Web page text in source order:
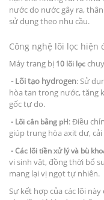
nước do nước gây ra,
sử dụng theo nhu cầu.
Công nghệ lõi lọc hiện
Máy trang bị 10 lõi lọc
- Lõi tạo hydrogen: Sử
hòa tan trong nước, tăng
gốc tự do.
- Lõi cân bằng pH: Điều
giúp trung hòa axit dư,
- Các lõi tiền xử lý và bù
vi sinh vật, đồng thời bổ
mang lại vị ngọt tự nhiên.
Sự kết hợp của các lõi